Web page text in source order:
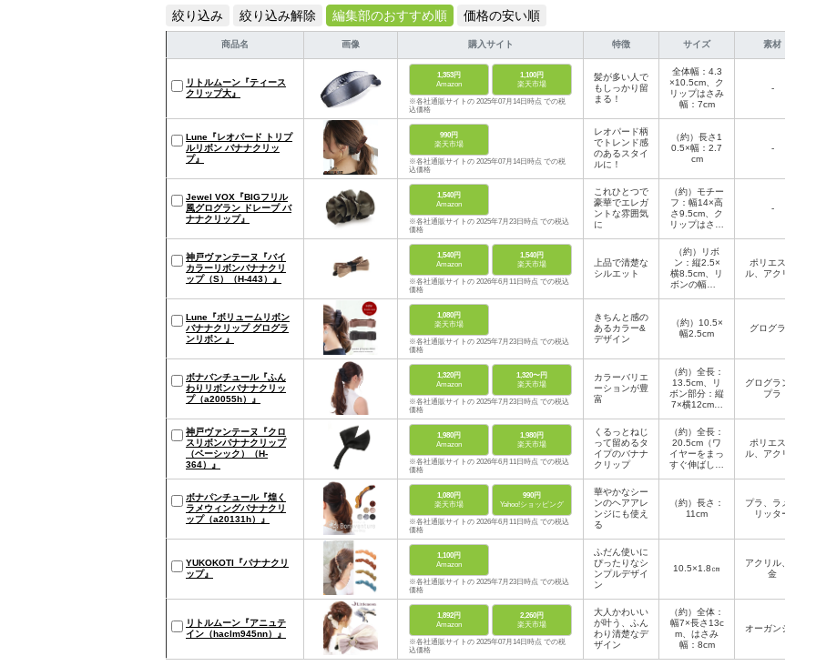
絞り込み 絞り込み解除 編集部のおすすめ順 価格の安い順
商品名 画像 購入サイト 特徴 サイズ 素材
リトルムーン『ティース
クリップ大』
1,353円
Amazon
1,100円
楽天市場
※各社通販サイトの 2025年07月14日時点 での税
込価格
髪が多い人で
もしっかり留
まる！
全体幅：4.3
×10.5cm、ク
リップはさみ
幅：7cm
-
Lune『レオパード トリプ
ルリボン バナナクリッ
プ』
990円
楽天市場
※各社通販サイトの 2025年07月14日時点 での税
込価格
レオパード柄
でトレンド感
のあるスタイ
ルに！
（約）長さ1
0.5×幅：2.7
cm
-
Jewel VOX『BIGフリル
風グログラン ドレープ バ
ナナクリップ』
1,540円
Amazon
※各社通販サイトの 2025年7月23日時点 での税込
価格
これひとつで
豪華でエレガ
ントな雰囲気
に
（約）モチー
フ：幅14×高
さ9.5cm、ク
リップはさみ
-
神戸ヴァンテーヌ『バイ
カラーリボンバナナクリ
ップ（S）（H-443）』
1,540円
Amazon
1,540円
楽天市場
※各社通販サイトの 2026年6月11日時点 での税込
価格
上品で清楚な
シルエット
（約）リボ
ン：縦2.5×
横8.5cm、リ
ボンの幅：1.
幅：1cm
ポリエステ
ル、アクリル
Lune『ボリュームリボン
バナナクリップ グログラ
ンリボン 』
1,080円
楽天市場
※各社通販サイトの 2025年7月23日時点 での税込
価格
きちんと感の
あるカラー&
デザイン
（約）10.5×
幅2.5cm
グログラン
ボナバンチュール『ふん
わりリボンバナナクリッ
プ（a20055h）』
1,320円
Amazon
1,320〜円
楽天市場
※各社通販サイトの 2025年7月23日時点 での税込
価格
カラーバリエ
ーションが豊
富
（約）全長：
13.5cm、リ
ボン部分：縦
7×横12cm、
み幅：6.5cm
グログラン、
プラ
神戸ヴァンテーヌ『クロ
スリボンバナナクリップ
（ベーシック）（H-
364）』
1,980円
Amazon
1,980円
楽天市場
※各社通販サイトの 2026年6月11日時点 での税込
価格
くるっとねじ
って留めるタ
イプのバナナ
クリップ
（約）全長：
20.5cm（ワ
イヤーをまっ
すぐ伸ばした
0cm、幅：1.
5cm
ポリエステ
ル、アクリル
ボナパンチュール『煌く
ラメウィングバナナクリ
ップ（a20131h）』
1,080円
楽天市場
990円
Yahoo!ショッピング
※各社通販サイトの 2026年6月11日時点 での税込
価格
華やかなシー
ンのヘアアレ
ンジにも使え
る
（約）長さ：
11cm
プラ、ラメグ
リッター
YUKOKOTI『バナナクリ
ップ』
1,100円
Amazon
※各社通販サイトの 2025年7月23日時点 での税込
価格
ふだん使いに
ぴったりなシ
ンプルデザイ
ン
10.5×1.8㎝
アクリル、合
金
リトルムーン『アニュテ
イン（haclm945nn）』
1,892円
Amazon
2,260円
楽天市場
※各社通販サイトの 2025年07月14日時点 での税
込価格
大人かわいい
が叶う、ふん
わり清楚なデ
ザイン
（約）全体：
幅7×長さ13c
m、はさみ
幅：8cm
オーガンジー